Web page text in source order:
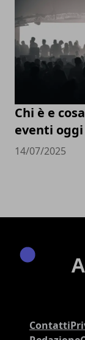
Chi è e
eventi oggi
14/07/2025
Contatti